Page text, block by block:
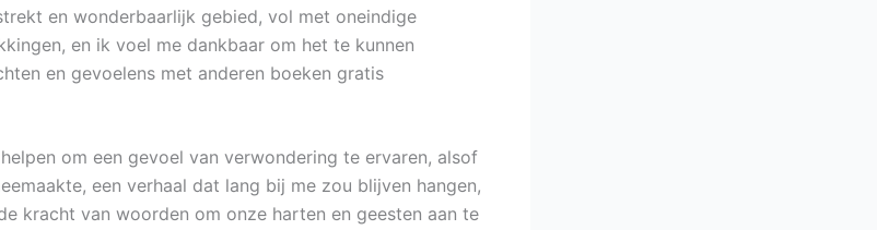
en wonderbaarlijk gebied, vol met oneindige
en ik voel me dankbaar om het te kunnen
en gevoelens met anderen boeken gratis
om een gevoel van verwondering te ervaren, alsof
een verhaal dat lang bij me zou blijven hangen,
kracht van woorden om onze harten en geesten aan te